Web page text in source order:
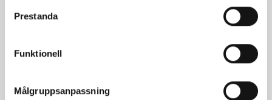
Du kan när som helst ändra eller återkalla ditt samtycke
via vår cookiepolicy
, där du också hittar information om
Prestanda
Funktionell
Målgruppsanpassning
KNITTING FOR OLIVE
KNITTING FOR OLIVE